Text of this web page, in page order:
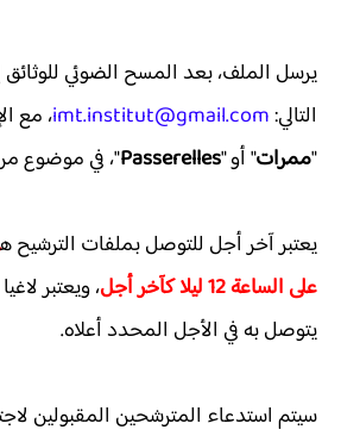
يرسل الملف، بعد المسح الضوئي للوثائق
التالي:imt.institut@gmail.com، مع
"ممرات" أو "Passerelles"، في موضوع
يعتبر آخر أجل للتوصل بملفات الترشيح ه
على الساعة 12 ليلا كآخر أجل
، ويعتبر
يتوصل به في الأجل المحدد أعلاه.
سيتم استدعاء المترشحين المقبولين